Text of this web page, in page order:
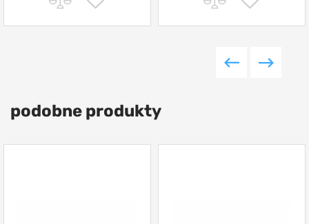
podobne produkty